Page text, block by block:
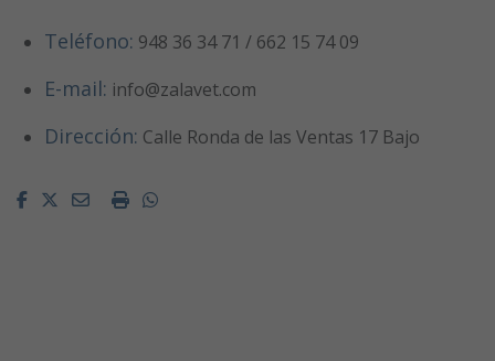
Teléfono: 948 36 34 71 / 662 15 74 09
E-mail: info@zalavet.com
Dirección: Calle Ronda de las Ventas 17 Bajo
FacebookTwitterEmailImprimirWhatsapp